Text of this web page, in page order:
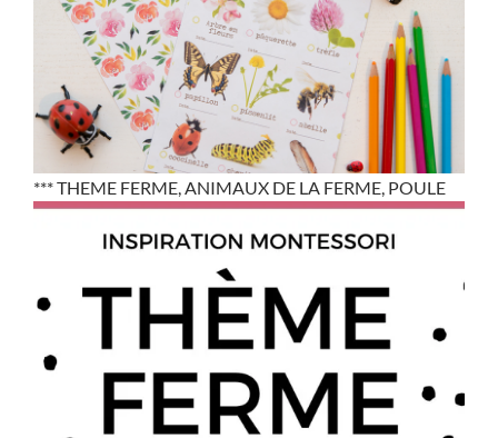
*** THEME FERME, ANIMAUX DE LA FERME, POULE